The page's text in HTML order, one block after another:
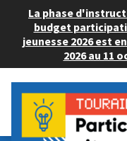
La phase
budget
jeunesse 2026 est
2026 au 11